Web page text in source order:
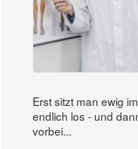
Erst sitzt man ewig
endlich los - und
vorbei...